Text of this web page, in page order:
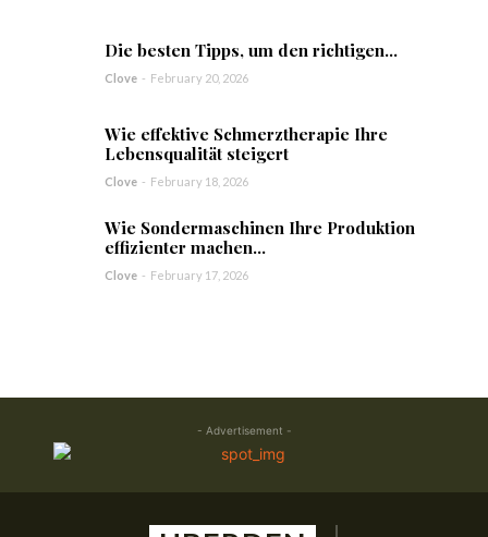
Die besten Tipps, um den richtigen...
Clove - February 20, 2026
Wie effektive Schmerztherapie Ihre
Lebensqualität steigert
Clove - February 18, 2026
Wie Sondermaschinen Ihre Produktion
effizienter machen...
Clove - February 17, 2026
- Advertisement -